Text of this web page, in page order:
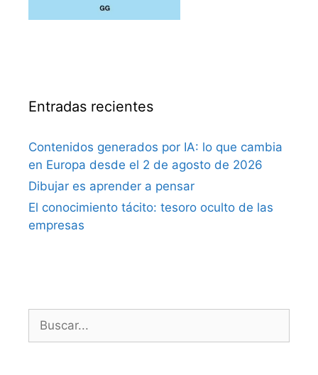
Entradas recientes
Contenidos generados por IA: lo que cambia
en Europa desde el 2 de agosto de 2026
Dibujar es aprender a pensar
El conocimiento tácito: tesoro oculto de las
empresas